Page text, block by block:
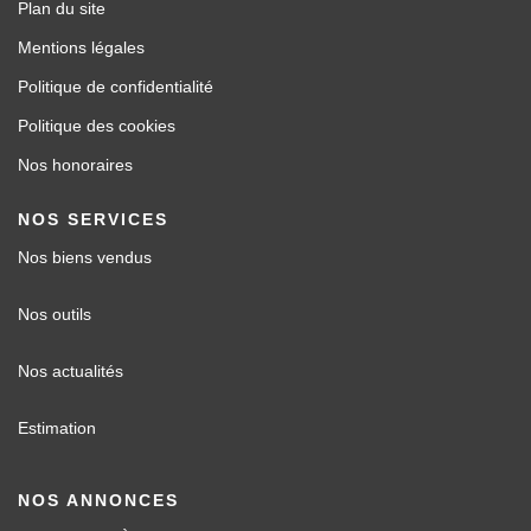
Plan du site
Mentions légales
Politique de confidentialité
Politique des cookies
Nos honoraires
NOS SERVICES
Nos biens vendus
Nos outils
Nos actualités
Estimation
NOS ANNONCES